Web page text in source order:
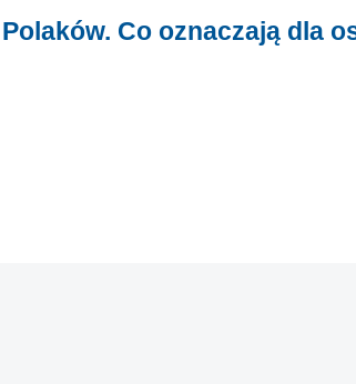
Co oznaczają dla